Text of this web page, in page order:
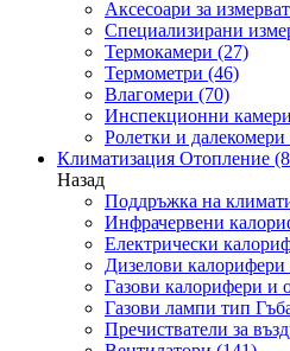
Аксесоари за
Специализирани
Термокамери (27)
Термометри (46)
Влагомери (70)
Инспекционни камери
Ролетки и далекомери
Климатизация Отопление
Назад
Поддръжка на
Инфрачервени
Електрически
Дизелови калорифери
Газови калорифери и
Газови лампи тип
Пречистватели за